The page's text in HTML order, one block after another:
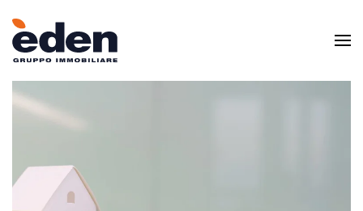
Skip to main content